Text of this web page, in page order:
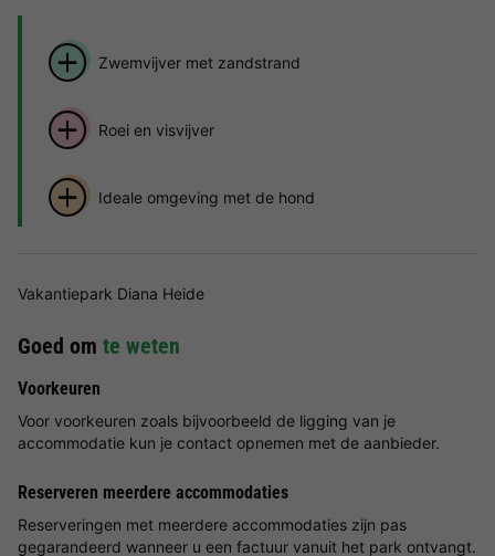
Zwemvijver met zandstrand
Roei en visvijver
Ideale omgeving met de hond
Vakantiepark Diana Heide
Goed om te weten
Voorkeuren
Voor voorkeuren zoals bijvoorbeeld de ligging van je
accommodatie kun je contact opnemen met de aanbieder.
Reserveren meerdere accommodaties
Reserveringen met meerdere accommodaties zijn pas
gegarandeerd wanneer u een factuur vanuit het park ontvangt.